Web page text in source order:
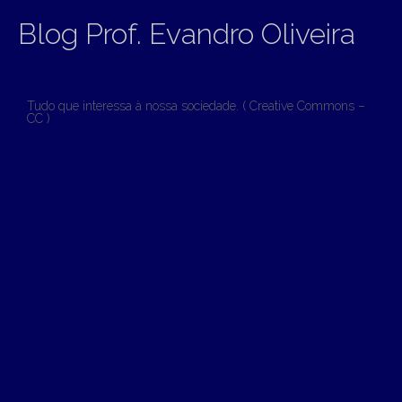
Blog Prof. Evandro Oliveira
Tudo que interessa à nossa sociedade. ( Creative Commons –
CC )